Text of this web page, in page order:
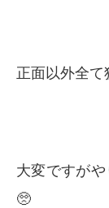
正面以外全て
大変ですが
🥺